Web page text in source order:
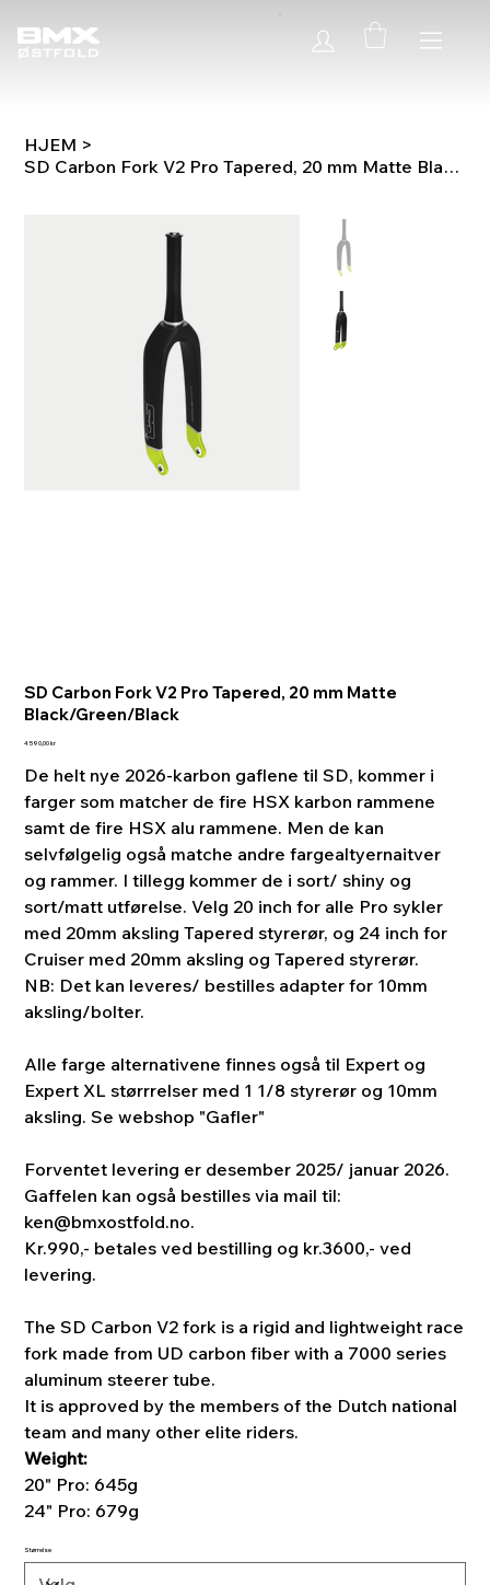
HJEM >
SD Carbon Fork V2 Pro Tapered, 20 mm Matte Black/Green/Black
SD Carbon Fork V2 Pro Tapered, 20 mm Matte
Black/Green/Black
Pris
4 590,00 kr
De helt nye 2026-karbon gaflene til SD, kommer i
farger som matcher de fire HSX karbon rammene
samt de fire HSX alu rammene. Men de kan
selvfølgelig også matche andre fargealtyernaitver
og rammer. I tillegg kommer de i sort/ shiny og
sort/matt utførelse. Velg 20 inch for alle Pro sykler
med 20mm aksling Tapered styrerør, og 24 inch for
Cruiser med 20mm aksling og Tapered styrerør.
NB: Det kan leveres/ bestilles adapter for 10mm
aksling/bolter.
Alle farge alternativene finnes også til Expert og
Expert XL størrrelser med 1 1/8 styrerør og 10mm
aksling. Se webshop "Gafler"
Forventet levering er desember 2025/ januar 2026.
Gaffelen kan også bestilles via mail til:
ken@bmxostfold.no.
Kr.990,- betales ved bestilling og kr.3600,- ved
levering.
The SD Carbon V2 fork is a rigid and lightweight race
fork made from UD carbon fiber with a 7000 series
aluminum steerer tube.
It is approved by the members of the Dutch national
team and many other elite riders.
Weight:
20" Pro: 645g
24" Pro: 679g
Størrelse